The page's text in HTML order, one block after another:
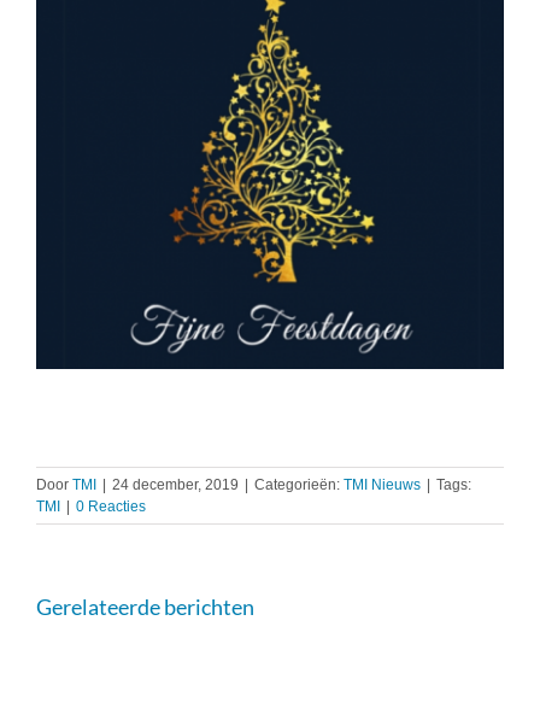
Door TMI | 24 december, 2019 | Categorieën: TMI Nieuws | Tags:
TMI | 0 Reacties
Gerelateerde berichten